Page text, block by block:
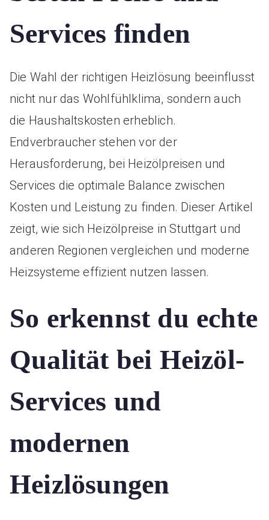
Services finden
Die Wahl der richtigen Heizlösung beeinflusst
nicht nur das Wohlfühlklima, sondern auch
die Haushaltskosten erheblich.
Endverbraucher stehen vor der
Herausforderung, bei Heizölpreisen und
Services die optimale Balance zwischen
Kosten und Leistung zu finden. Dieser Artikel
zeigt, wie sich Heizölpreise in Stuttgart und
anderen Regionen vergleichen und moderne
Heizsysteme effizient nutzen lassen.
So erkennst du echte
Qualität bei Heizöl-
Services und
modernen
Heizlösungen